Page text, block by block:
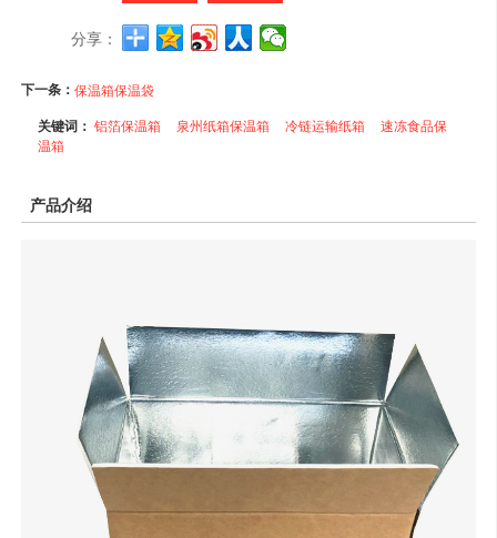
分享：
下一条：保温箱保温袋
关键词：铝箔保温箱 泉州纸箱保温箱 冷链运输纸箱
速冻食品保
温箱
产品介绍